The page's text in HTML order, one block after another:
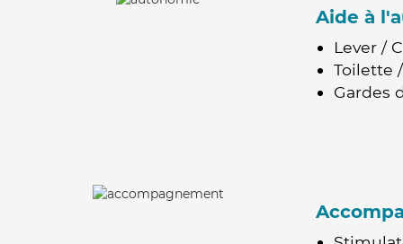
Aide à
Lever /
Toilette
Gardes